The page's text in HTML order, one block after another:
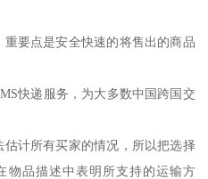
要点是安全快速的将售出的商品
快递服务，为大多数中国跨国交
计所有买家的情况，所以把选择
物品描述中表明所支持的运输方